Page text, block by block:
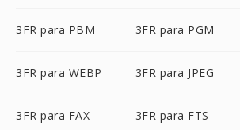
3FR para PBM 3FR para PGM
3FR para WEBP 3FR para JPEG
3FR para FAX 3FR para FTS